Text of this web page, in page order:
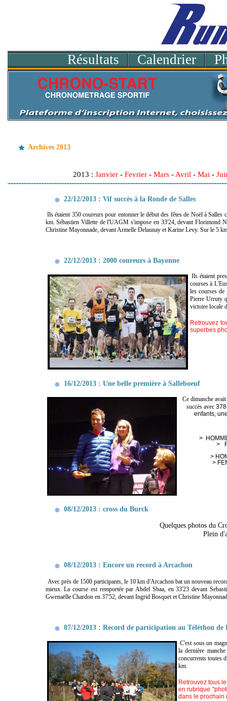
Résultats Calendrier
Archives 2013
2013 : Janvier- Fevrier- Mars- Avril - Mai -
22/12/2013 : Vif succès à la Ronde de Salles
Ils étaient 350 coureurs pour entonner le début des fêtes de Noël à
km. Sébastien Villette de l'UAGM s'impose en 33'24, devant Florimond
Christine Mayonnade, devant Armelle Delaunay et Karine Levy. Sur le 5
22/12/2013 : 2000 coureurs à Bayonne
Ils étaient
courses à
les courses
Pierre Urruty
victoire locale
Retrouvez
superbes
16/12/2013 : Une belle première à Salleboeuf
Ce dimanche
succès avec
enfants,
>
>
>
>
08/12/2013 : cross du Burck
Quelques photos du
Plein
08/12/2013 : Encore un record à Arcachon
Avec près de 1500 participants, le 10 km d'Arcachon bat un nouveau
mieux. La course est remportée par Abdel Sbaa, en 33'23 devant
Gwenaëlle Chardon en 37'52, devant Ingrid Bosquet et Christine
07/12/2013 : Record de participation au Téléthon de
C'est sous un
la dernière
concurrents toutes
km.
Retrouvez tous
en rubrique
dans le prochain